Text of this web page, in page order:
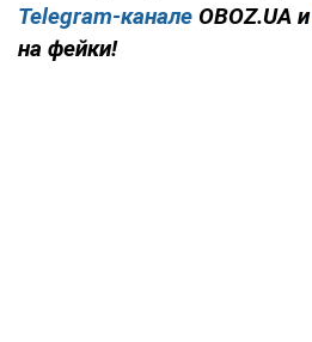
Telegram-канале OBOZ.UA и
на фейки!